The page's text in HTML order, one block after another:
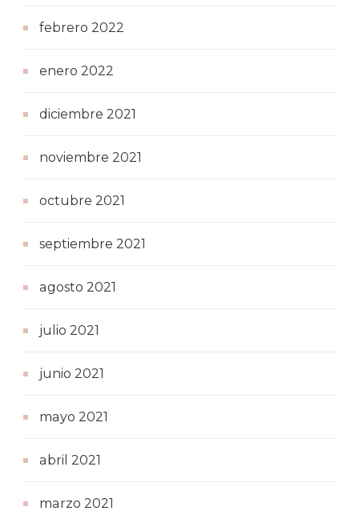
febrero 2022
enero 2022
diciembre 2021
noviembre 2021
octubre 2021
septiembre 2021
agosto 2021
julio 2021
junio 2021
mayo 2021
abril 2021
marzo 2021